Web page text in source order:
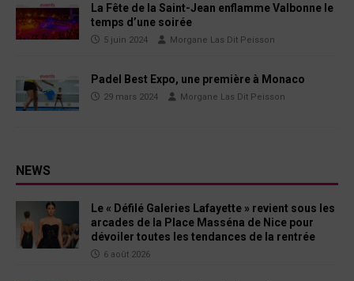
La Fête de la Saint-Jean enflamme Valbonne le
temps d’une soirée
5 juin 2024 Morgane Las Dit Peisson
Padel Best Expo, une première à Monaco
29 mars 2024 Morgane Las Dit Peisson
NEWS
Le « Défilé Galeries Lafayette » revient sous les
arcades de la Place Masséna de Nice pour
dévoiler toutes les tendances de la rentrée
6 août 2026